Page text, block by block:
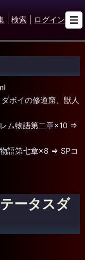
検索 ログイン
ボイの修道窟、獣人
ム物語第二章×10 =>
語第七章×8 => SPコ
ータスダ